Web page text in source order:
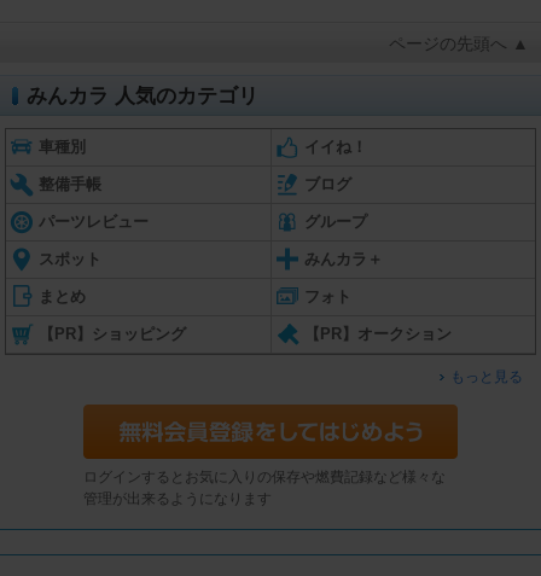
ページの先頭へ ▲
みんカラ 人気のカテゴリ
車種別 イイね！
整備手帳 ブログ
パーツレビュー グループ
スポット みんカラ＋
まとめ フォト
【PR】ショッピング 【PR】オークション
もっと見る
ログインするとお気に入りの保存や燃費記録など様々な
管理が出来るようになります